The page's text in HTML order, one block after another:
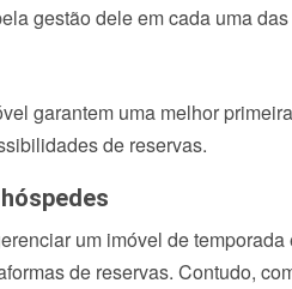
gestão dele em cada uma
garantem uma melhor
de reservas.
um imóvel de
de reservas. Contudo,